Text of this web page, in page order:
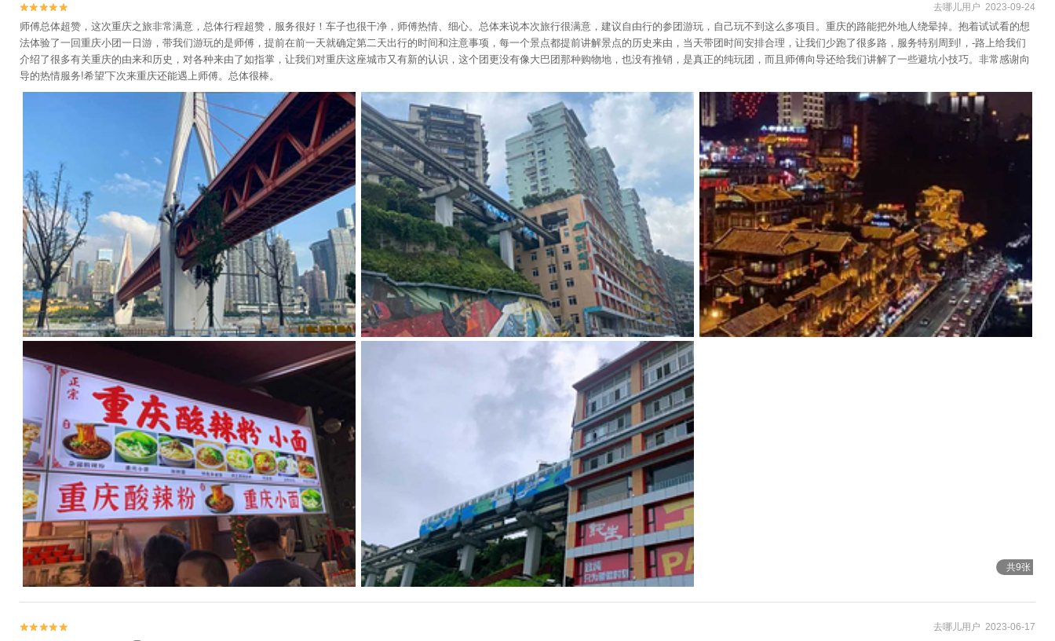

 去哪儿用户 2023-09-24
师傅总体超赞，这次重庆之旅非常满意，总体行程超赞，服务很好！车子也很干净，师傅热情、细心。总体来说本次旅行很满意，建议自由行的参团游玩，自己玩不到这么多项目。重庆的路能把外地人绕晕掉。抱着试试看的想
法体验了一回重庆小团一日游，带我们游玩的是师傅，提前在前一天就确定第二天出行的时间和注意事项，每一个景点都提前讲解景点的历史来由，当天带团时间安排合理，让我们少跑了很多路，服务特别周到!，-路上给我们
介绍了很多有关重庆的由来和历史，对各种来由了如指掌，让我们对重庆这座城市又有新的认识，这个团更没有像大巴团那种购物地，也没有推销，是真正的纯玩团，而且师傅向导还给我们讲解了一些避坑小技巧。非常感谢向
导的热情服务!希望'下次来重庆还能遇上师傅。总体很棒。
共9张

 去哪儿用户 2023-06-17